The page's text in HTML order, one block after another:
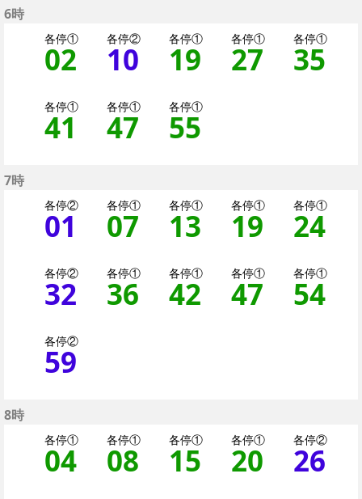
6時
各停①
02 2分はつ 各停（二子
各停②
10 10分はつ 各停
各停①
19 19分はつ
各停①
27 27分
各停①
35
各停①
41 41分はつ 各停（二
各停①
47 47分はつ 各停
各停①
55
7時
各停②
01 1分はつ 各停（二子
各停①
07 7分はつ 各停（
各停①
13 13分はつ
各停①
19 19分
各停①
24
各停②
32 32分はつ 各停（二
各停①
36 36分はつ 各停
各停①
42 42分はつ
各停①
47 47分
各停①
54
各停②
59
8時
各停①
04 4分はつ 各停（二子
各停①
08 8分はつ 各停（
各停①
15 15分はつ
各停①
20 20分
各停②
26